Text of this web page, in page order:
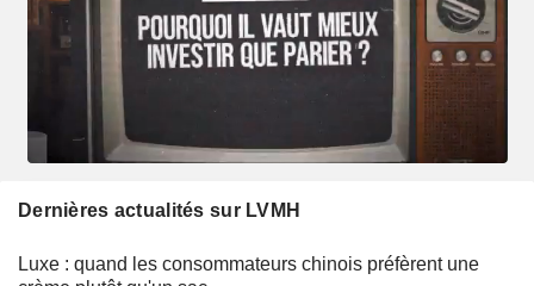
Dernières actualités sur LVMH
Luxe : quand les consommateurs chinois préfèrent une